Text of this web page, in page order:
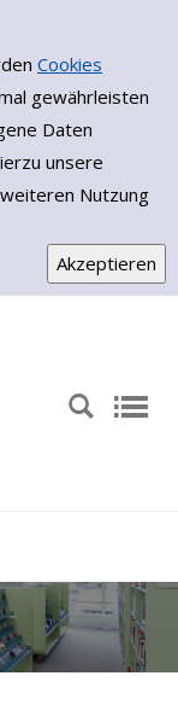
Cookies
gewährleisten
Daten
unsere
Nutzung